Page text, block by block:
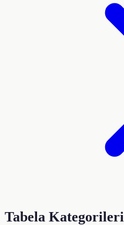
Tabela Kategorileri